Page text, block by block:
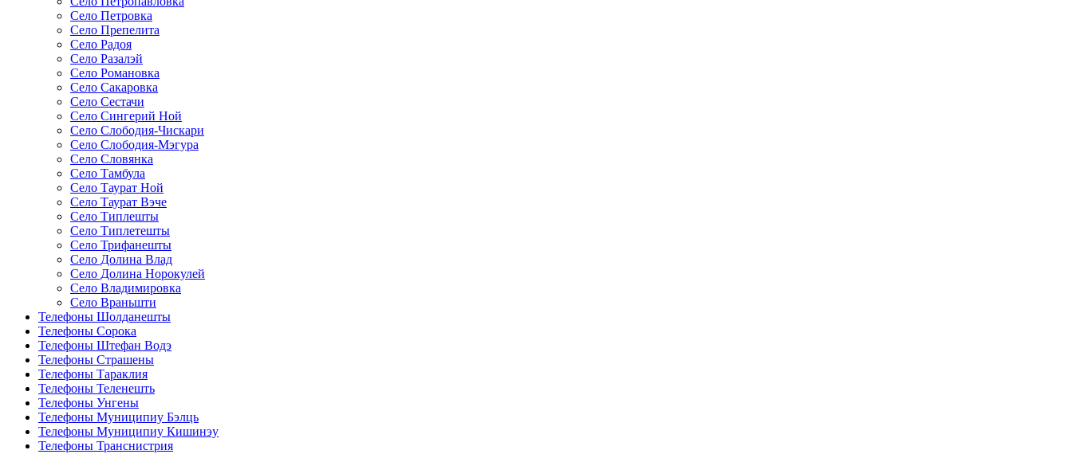
Село Петровка
Село Препелита
Село Радоя
Село Разалэй
Село Романовка
Село Сакаровка
Село Сестачи
Село Сингерий Ной
Село Слободия-Чискари
Село Слободия-Мэгура
Село Словянка
Село Тамбула
Село Таурат Ной
Село Таурат Вэче
Село Типлешты
Село Типлетешты
Село Трифанешты
Село Долина Влад
Село Долина Норокулей
Село Владимировка
Село Враньшти
Телефоны Шолданешты
Телефоны Сорока
Телефоны Штефан Водэ
Телефоны Страшены
Телефоны Тараклия
Телефоны Теленешть
Телефоны Унгены
Телефоны Муниципиу Бэлць
Телефоны Муниципиу Кишинэу
Телефоны Транснистрия